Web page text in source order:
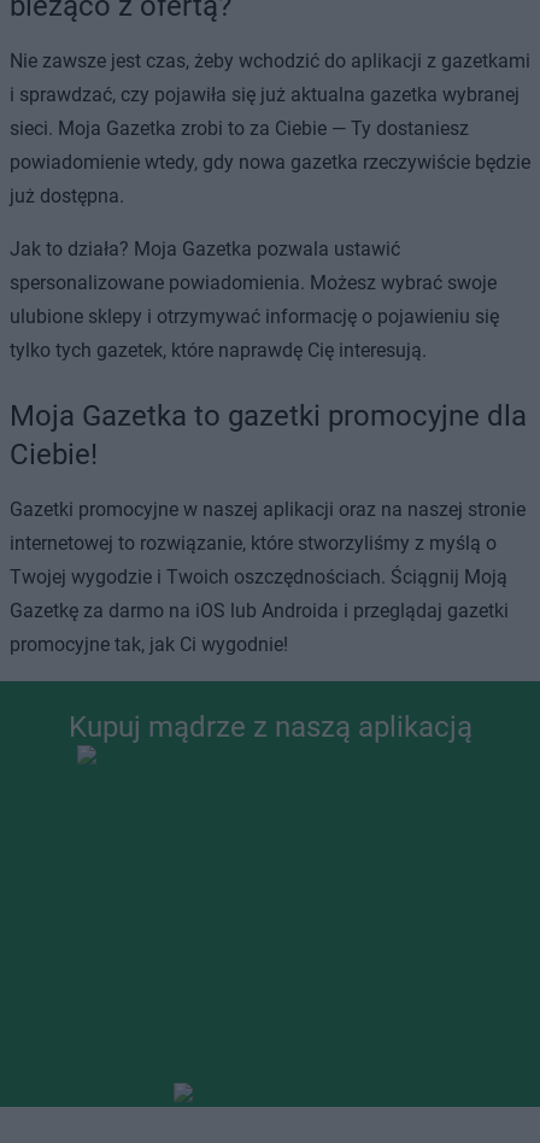
Nie zawsze jest czas, żeby wchodzić do aplikacji z gazetkami
i sprawdzać, czy pojawiła się już aktualna gazetka wybranej
sieci. Moja Gazetka zrobi to za Ciebie — Ty dostaniesz
powiadomienie wtedy, gdy nowa gazetka rzeczywiście będzie
już dostępna.
Jak to działa? Moja Gazetka pozwala ustawić
spersonalizowane powiadomienia. Możesz wybrać swoje
ulubione sklepy i otrzymywać informację o pojawieniu się
tylko tych gazetek, które naprawdę Cię interesują.
Moja Gazetka to gazetki promocyjne dla
Ciebie!
Gazetki promocyjne w naszej aplikacji oraz na naszej stronie
internetowej to rozwiązanie, które stworzyliśmy z myślą o
Twojej wygodzie i Twoich oszczędnościach. Ściągnij Moją
Gazetkę za darmo na iOS lub Androida i przeglądaj gazetki
promocyjne tak, jak Ci wygodnie!
Kupuj mądrze z naszą aplikacją